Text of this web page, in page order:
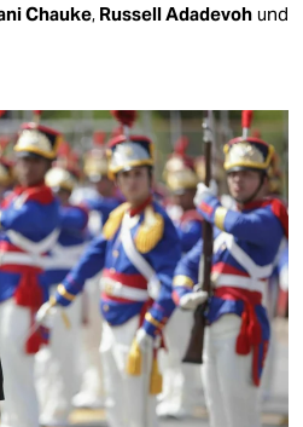
Chauke, Russell Adadevoh und